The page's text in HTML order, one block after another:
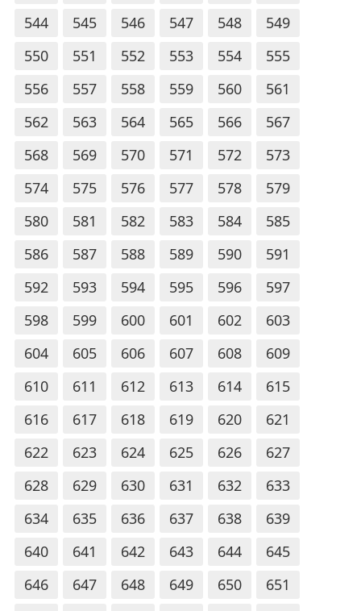
544
545 546 547 548
549
550
551 552 553 554
555
556
557 558 559 560
561
562
563 564 565 566
567
568
569 570 571 572
573
574
575 576 577 578
579
580
581 582 583 584
585
586
587 588 589 590
591
592
593 594 595 596
597
598
599 600 601 602
603
604
605 606 607 608
609
610
611 612 613 614
615
616
617 618 619 620
621
622
623 624 625 626
627
628
629 630 631 632
633
634
635 636 637 638
639
640
641 642 643 644
645
646
647 648 649 650
651